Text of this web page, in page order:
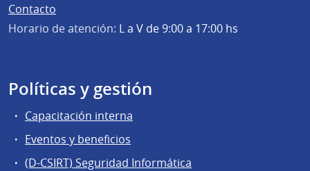
Contacto
Horario de atención: L a V de 9:00 a 17:00 hs
Políticas y gestión
Capacitación interna
Eventos y beneficios
(D-CSIRT) Seguridad Informática